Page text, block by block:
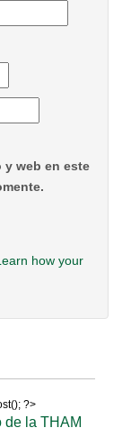
y web en este
how your
?>
de la THAM